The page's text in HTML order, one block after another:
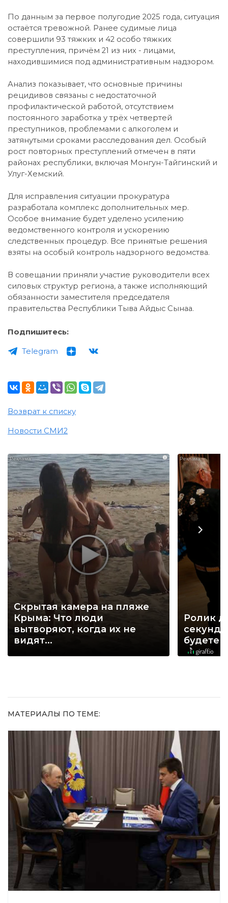
По данным за первое полугодие 2025 года, ситуация
остаётся тревожной. Ранее судимые лица
совершили 93 тяжких и 42 особо тяжких
преступления, причём 21 из них - лицами,
находившимися под административным надзором.
Анализ показывает, что основные причины
рецидивов связаны с недостаточной
профилактической работой, отсутствием
постоянного заработка у трёх четвертей
преступников, проблемами с алкоголем и
затянутыми сроками расследования дел. Особый
рост повторных преступлений отмечен в пяти
районах республики, включая Монгун-Тайгинский и
Улуг-Хемский.
Для исправления ситуации прокуратура
разработала комплекс дополнительных мер.
Особое внимание будет уделено усилению
ведомственного контроля и ускорению
следственных процедур. Все принятые решения
взяты на особый контроль надзорного ведомства.
В совещании приняли участие руководители всех
силовых структур региона, а также исполняющий
обязанности заместителя председателя
правительства Республики Тыва Айдыс Сынаа.
Подпишитесь:
Telegram
Возврат к списку
Новости СМИ2
i
Скрытая камера на пляже
Крыма: Что люди
вытворяют, когда их не
видят...
Ролик
секунд,
будете
МАТЕРИАЛЫ ПО ТЕМЕ: